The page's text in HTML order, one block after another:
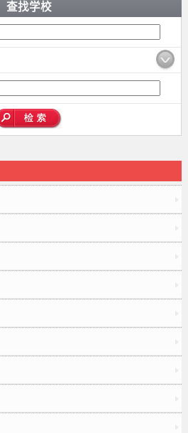
查找学校